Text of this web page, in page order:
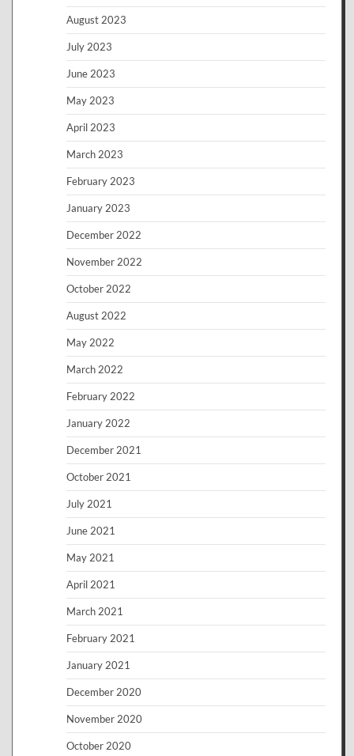
August 2023
July 2023
June 2023
May 2023
April 2023
March 2023
February 2023
January 2023
December 2022
November 2022
October 2022
August 2022
May 2022
March 2022
February 2022
January 2022
December 2021
October 2021
July 2021
June 2021
May 2021
April 2021
March 2021
February 2021
January 2021
December 2020
November 2020
October 2020